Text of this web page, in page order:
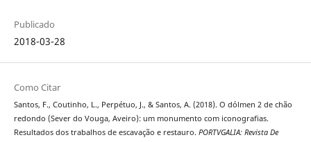
Publicado
2018-03-28
Como Citar
Santos, F., Coutinho, L., Perpétuo, J., & Santos, A. (2018). O dólmen 2 de chão
redondo (Sever do Vouga, Aveiro): um monumento com iconografias.
Resultados dos trabalhos de escavação e restauro. PORTVGALIA: Revista De